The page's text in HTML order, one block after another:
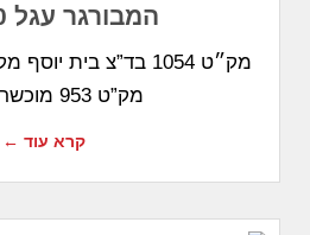
המבורגר עגל 80 גרם
מק”ט 953 מוכשר
קרא עוד ←